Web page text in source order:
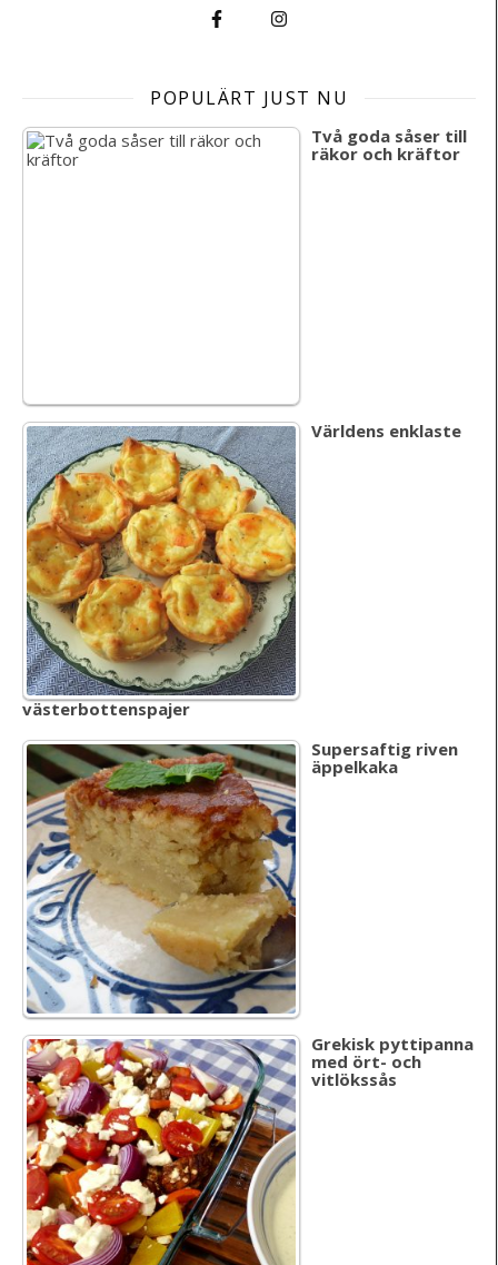
POPULÄRT JUST NU
Två goda såser till
räkor och kräftor
Världens enklaste
västerbottenspajer
Supersaftig riven
äppelkaka
Grekisk pyttipanna
med ört- och
vitlökssås